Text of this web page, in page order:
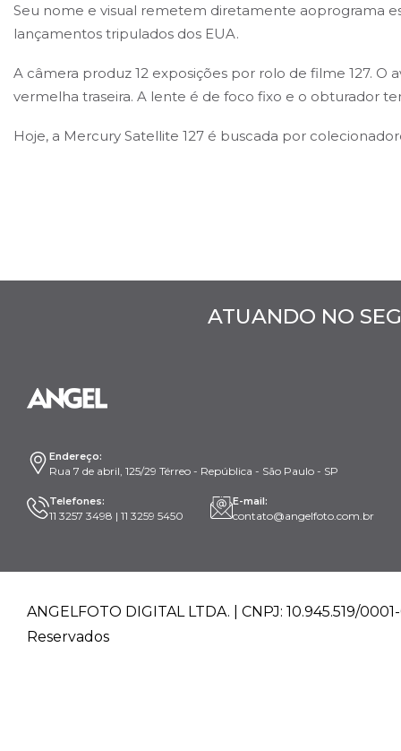
Seu nome e visual remetem diretamente aoprograma
lançamentos tripulados dos EUA.
A câmera produz 12 exposições por rolo de filme 127.
vermelha traseira. A lente é de foco fixo e o obturador
Hoje, a Mercury Satellite 127 é buscada por
ATUANDO NO
Endereço:
Rua 7 de abril, 125/29 Térreo - República - São Paulo - SP
Telefones:
11 3257 3498 | 11 3259 5450
E-mail:
contato@angelfoto.com.br
ANGELFOTO DIGITAL LTDA. | CNPJ: 10.945.519/
Reservados